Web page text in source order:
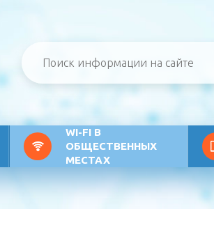
WI-FI В
ОБЩЕСТВЕННЫХ
МЕСТАХ